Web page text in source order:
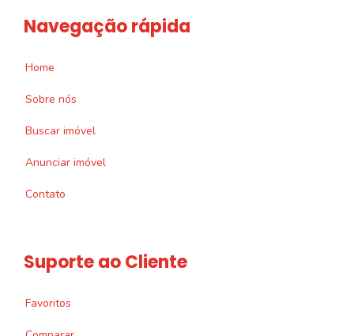
Navegação rápida
Home
Sobre nós
Buscar imóvel
Anunciar imóvel
Contato
Suporte ao Cliente
Favoritos